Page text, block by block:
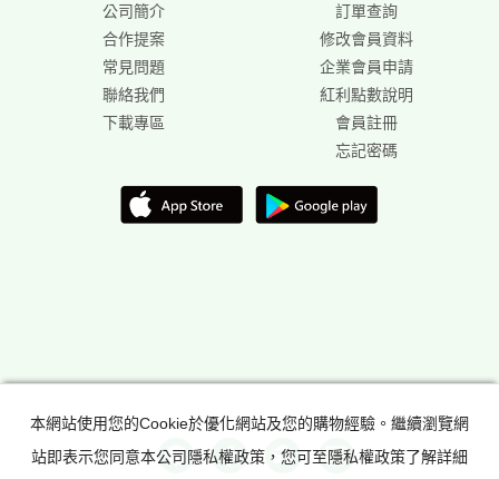
公司簡介
合作提案
常見問題
聯絡我們
下載專區
訂單查詢
修改會員資料
企業會員申請
紅利點數說明
會員註冊
忘記密碼
本網站使用您的Cookie於優化網站及您的購物經驗。繼續瀏覽網
站即表示您同意本公司隱私權政策，您可至隱私權政策了解詳細